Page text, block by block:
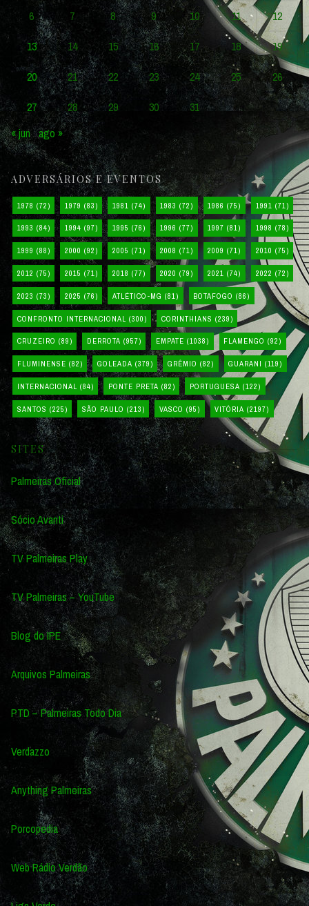
6
7 8 9 10 11
12
13
14 15 16 17 18
19
20
21 22 23 24 25
26
27
28 29 30
31
« jun ago »
ADVERSÁRIOS E EVENTOS
1978 (72) 1979 (83) 1981 (74) 1983 (72) 1986 (75) 1991 (71)
1993 (84) 1994 (97) 1995 (76) 1996 (77) 1997 (81) 1998 (78)
1999 (88) 2000 (92) 2005 (71) 2008 (71) 2009 (71) 2010 (75)
2012 (75) 2015 (71) 2018 (77) 2020 (79) 2021 (74) 2022 (72)
2023 (73) 2025 (76) ATLÉTICO-MG (81) BOTAFOGO (86)
CONFRONTO INTERNACIONAL (300) CORINTHIANS (239)
CRUZEIRO (89) DERROTA (957) EMPATE (1038) FLAMENGO (92)
FLUMINENSE (82) GOLEADA (379) GRÊMIO (82) GUARANI (119)
INTERNACIONAL (84) PONTE PRETA (82) PORTUGUESA (122)
SANTOS (225) SÃO PAULO (213) VASCO (95) VITÓRIA (2197)
SITES
Palmeiras Oficial
Sócio Avanti
TV Palmeiras Play
TV Palmeiras – YouTube
Blog do IPE
Arquivos Palmeiras
PTD – Palmeiras Todo Dia
Verdazzo
Anything Palmeiras
Porcopedia
Web Rádio Verdão